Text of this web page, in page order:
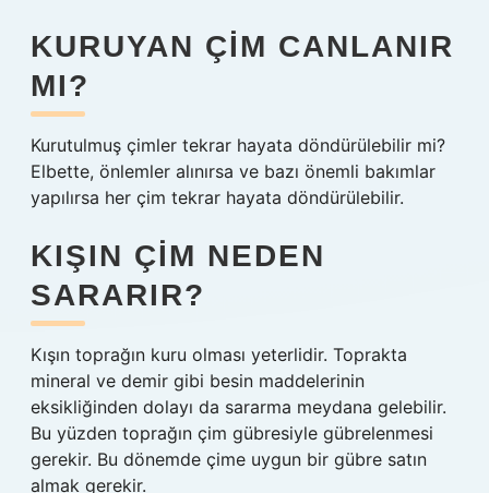
KURUYAN ÇIM CANLANIR
MI?
Kurutulmuş çimler tekrar hayata döndürülebilir mi?
Elbette, önlemler alınırsa ve bazı önemli bakımlar
yapılırsa her çim tekrar hayata döndürülebilir.
KIŞIN ÇIM NEDEN
SARARIR?
Kışın toprağın kuru olması yeterlidir. Toprakta
mineral ve demir gibi besin maddelerinin
eksikliğinden dolayı da sararma meydana gelebilir.
Bu yüzden toprağın çim gübresiyle gübrelenmesi
gerekir. Bu dönemde çime uygun bir gübre satın
almak gerekir.